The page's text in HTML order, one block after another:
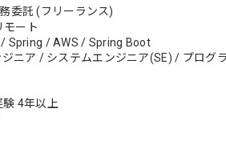
委託(フリーランス)
ート
Spring / AWS / Spring Boot
ニア / システムエンジニア(SE) / プログ
験 4年以上